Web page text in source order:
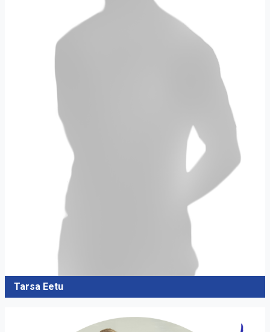
Tarsa Eetu